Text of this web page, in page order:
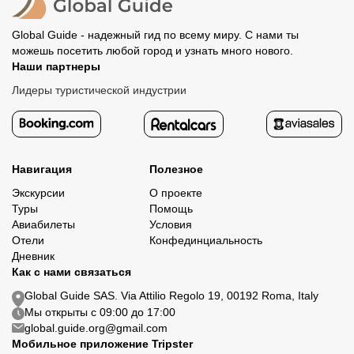
Global Guide - надежный гид по всему миру. С нами ты
можешь посетить любой город и узнать много нового.
Наши партнеры
Лидеры туристической индустрии
Навигация
Экскурсии
Туры
Авиабилеты
Отели
Дневник
Полезное
О проекте
Помощь
Условия
Конфединциальность
Как с нами связаться
Global Guide SAS. Via Attilio Regolo 19, 00192 Roma, Italy
Мы открыты с 09:00 до 17:00
global.guide.org@gmail.com
Мобильное приложение Tripster